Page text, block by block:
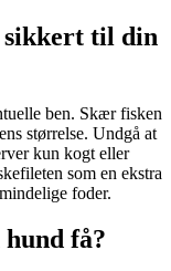
sikkert til din
ben. Skær fisken
størrelse. Undgå at
kun kogt eller
som en ekstra
foder.
få?